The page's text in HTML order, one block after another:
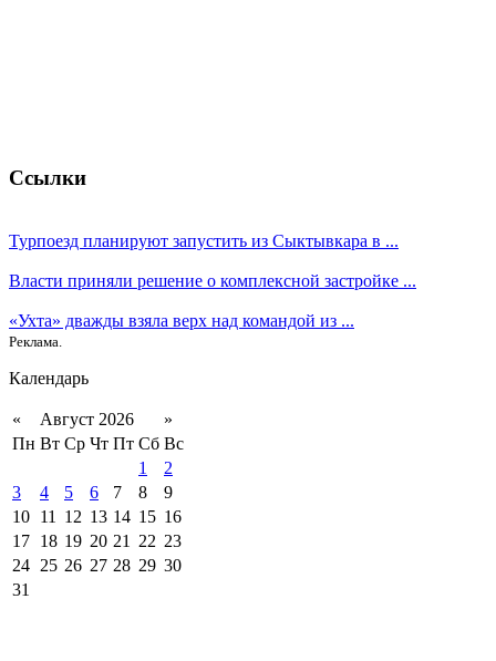
Ссылки
Турпоезд планируют запустить из Сыктывкара в ...
Власти приняли решение о комплексной застройке ...
«Ухта» дважды взяла верх над командой из ...
Реклама.
Календарь
« Август 2026
»
Пн Вт Ср Чт Пт Сб Вс
1
2
3
4 5 6 7 8
9
10 11 12 13 14 15 16
17 18 19 20 21 22 23
24 25 26 27 28 29 30
31